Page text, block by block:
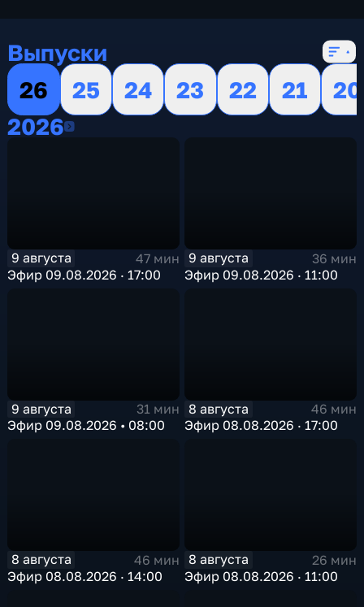
Выпуски
26
25 24 23 22 21
20
20262026
9 августа
47 мин
Эфир 09.08.2026 · 17:00
9 августа
36 мин
Эфир 09.08.2026 · 11:00
9 августа
31 мин
Эфир 09.08.2026 • 08:00
8 августа
46 мин
Эфир 08.08.2026 · 17:00
8 августа
46 мин
Эфир 08.08.2026 · 14:00
8 августа
26 мин
Эфир 08.08.2026 · 11:00